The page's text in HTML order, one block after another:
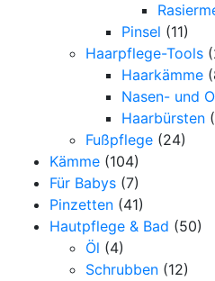
Pinsel (11)
Haarpflege-Tools
Haarkämme
Nasen- und
Haarbürsten
Fußpflege (24)
Kämme (104)
Für Babys (7)
Pinzetten (41)
Hautpflege & Bad (50)
Öl (4)
Schrubben (12)